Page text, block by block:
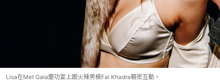
Lisa在Met Gala慶功宴上跟火辣男模Fai Khadra親密互動。